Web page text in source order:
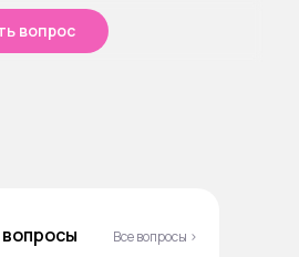
вопрос
Все вопросы ›